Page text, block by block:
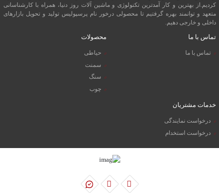
کردیم.از بهترین و کار آمدترین تکنولوژی و ماشین آلات روز دنیا، همراه با کارشناسانی
متعهد و توانمند بهره گرفتیم تا محصولی درخور نام پرسپولیس تولید و تحویل بازارهای
داخلی و خارجی دهیم.
تماس با ما
تماس با ما
محصولات
حیاطی
سمنت
سنگ
چوب
خدمات مشتریان
درخواست نمایندگی
درخواست استخدام